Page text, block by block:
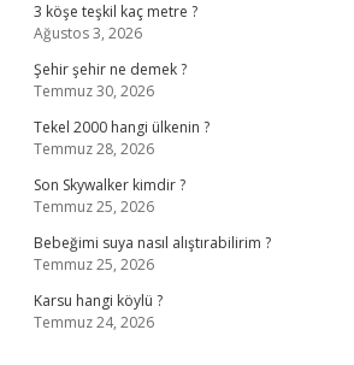
3 köşe teşkil kaç metre ?
Ağustos 3, 2026
Şehir şehir ne demek ?
Temmuz 30, 2026
Tekel 2000 hangi ülkenin ?
Temmuz 28, 2026
Son Skywalker kimdir ?
Temmuz 25, 2026
Bebeğimi suya nasıl alıştırabilirim ?
Temmuz 25, 2026
Karsu hangi köylü ?
Temmuz 24, 2026